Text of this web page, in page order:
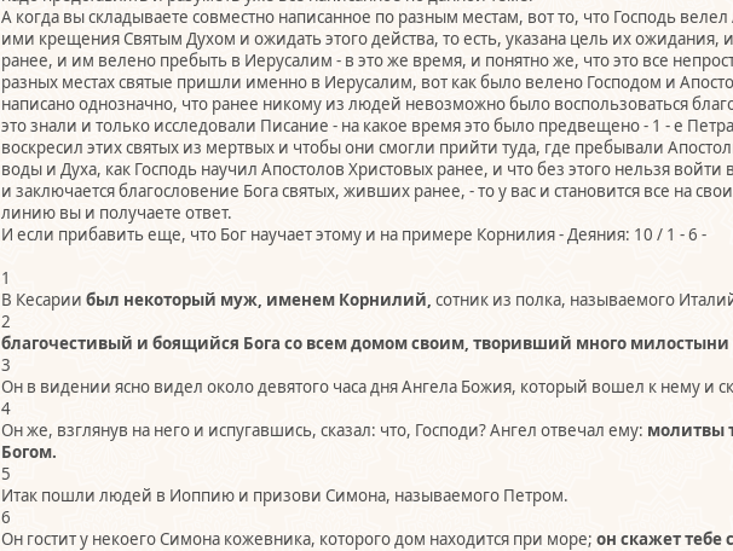
А когда вы складываете совместно написанное по разным местам, вот то, что Господь
ими крещения Святым Духом и ожидать этого действа, то есть, указана цель их ожидания,
ранее, и им велено пребыть в Иерусалим - в это же время, и понятно же, что это все
разных местах святые пришли именно в Иерусалим, вот как было велено Господом и
написано однозначно, что ранее никому из людей невозможно было воспользоваться
это знали и только исследовали Писание - на какое время это было предвещено - 1 - е
воскресил этих святых из мертвых и чтобы они смогли прийти туда, где пребывали
воды и Духа, как Господь научил Апостолов Христовых ранее, и что без этого нельзя
и заключается благословение Бога святых, живших ранее, - то у вас и становится все на
линию вы и получаете ответ.
И если прибавить еще, что Бог научает этому и на примере Корнилия - Деяния: 10 / 1 - 6 -
1
В Кесарии был некоторый муж, именем Корнилий, сотник из полка, называемого
2
благочестивый и боящийся Бога со всем домом своим, творивший много
3
Он в видении ясно видел около девятого часа дня Ангела Божия, который вошел к нему и
4
Он же, взглянув на него и испугавшись, сказал: что, Господи? Ангел отвечал ему: молитвы
Богом.
5
Итак пошли людей в Иоппию и призови Симона, называемого Петром.
6
Он гостит у некоего Симона кожевника, которого дом находится при море; он скажет тебе